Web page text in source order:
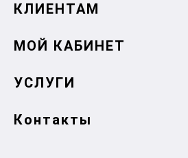
КЛИЕНТАМ
МОЙ КАБИНЕТ
УСЛУГИ
Контакты